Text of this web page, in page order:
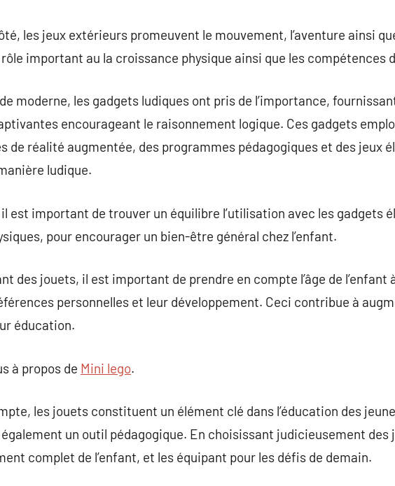
les jeux extérieurs promeuvent le mouvement, l’aventure ainsi
important au la croissance physique ainsi que les compétences
moderne, les gadgets ludiques ont pris de l’importance,
encourageant le raisonnement logique. Ces gadgets
de réalité augmentée, des programmes pédagogiques et des jeux
ludique.
est important de trouver un équilibre l’utilisation avec les gadgets
pour encourager un bien-être général chez l’enfant.
des jouets, il est important de prendre en compte l’âge de l’enfant
personnelles et leur développement. Ceci contribue à
éducation.
à propos de Mini lego.
les jouets constituent un élément clé dans l’éducation des
un outil pédagogique. En choisissant judicieusement des
complet de l’enfant, et les équipant pour les défis de demain.